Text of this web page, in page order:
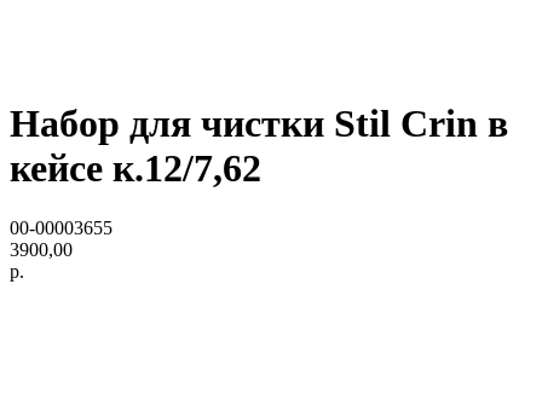
Набор для чистки Stil Crin в
кейсе к.12/7,62
00-00003655
3900,00
р.